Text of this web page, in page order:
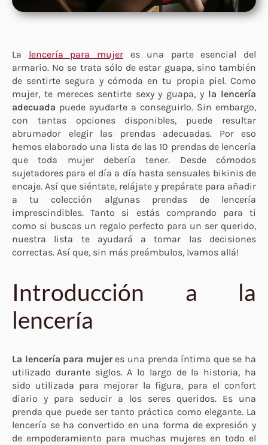
La lencería para mujeres una parte esencial del
armario. No se trata sólo de estar guapa, sino también
de sentirte segura y cómoda en tu propia piel. Como
mujer, te mereces sentirte sexy y guapa, y la lencería
adecuada puede ayudarte a conseguirlo. Sin embargo,
con tantas opciones disponibles, puede resultar
abrumador elegir las prendas adecuadas. Por eso
hemos elaborado una lista de las 10 prendas de lencería
que toda mujer debería tener. Desde cómodos
sujetadores para el día a día hasta sensuales bikinis de
encaje. Así que siéntate, relájate y prepárate para añadir
a tu colección algunas prendas de lencería
imprescindibles. Tanto si estás comprando para ti
como si buscas un regalo perfecto para un ser querido,
nuestra lista te ayudará a tomar las decisiones
correctas. Así que, sin más preámbulos, ¡vamos allá!
Introducción a la
lencería
La lencería para mujeres una prenda íntima que se ha
utilizado durante siglos. A lo largo de la historia, ha
sido utilizada para mejorar la figura, para el confort
diario y para seducir a los seres queridos. Es una
prenda que puede ser tanto práctica como elegante. La
lencería se ha convertido en una forma de expresión y
de empoderamiento para muchas mujeres en todo el